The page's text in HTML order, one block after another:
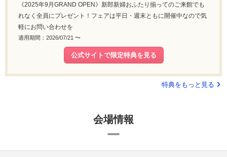
《2025年9月GRAND OPEN》新郎新婦おふたり揃ってのご来館でも
れなく全員にプレゼント！フェアは平日・週末ともに開催中なので気
軽にお問い合わせを
適用期間：2026/07/21 〜
公式サイトで限定特典を見る
特典をもっと見る
会場情報